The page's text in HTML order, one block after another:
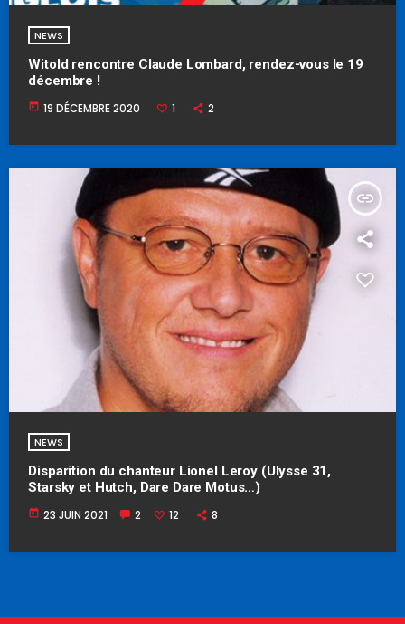
NEWS
Witold rencontre Claude Lombard, rendez-vous le 19
décembre !
today 19 DÉCEMBRE 2020 1 2
insert_link
NEWS
Disparition du chanteur Lionel Leroy (Ulysse 31,
Starsky et Hutch, Dare Dare Motus…)
today 23 JUIN 2021 2 12 8